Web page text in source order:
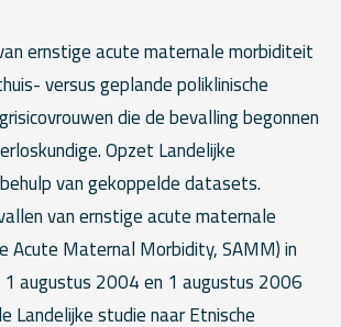
ernstige acute maternale morbiditeit
versus geplande poliklinische
die de bevalling begonnen
Opzet Landelijke
van gekoppelde datasets.
van ernstige acute maternale
Acute Maternal Morbidity, SAMM) in
augustus 2004 en 1 augustus 2006
Landelijke studie naar Etnische